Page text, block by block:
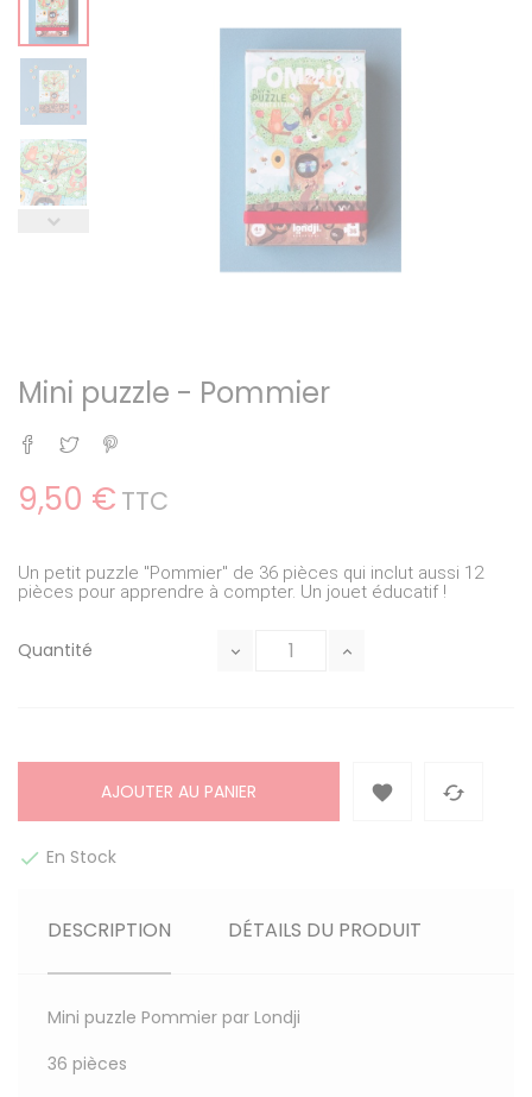
Mini puzzle - Pommier
Partager
Tweet
9,50 € TTC
Un petit puzzle "Pommier" de 36 pièces qui inclut aussi 12
pièces pour apprendre à compter. Un jouet éducatif !
Quantité
AJOUTER AU PANIER  
 En Stock
DESCRIPTION DÉTAILS DU PRODUIT
Mini puzzle Pommier par Londji
36 pièces